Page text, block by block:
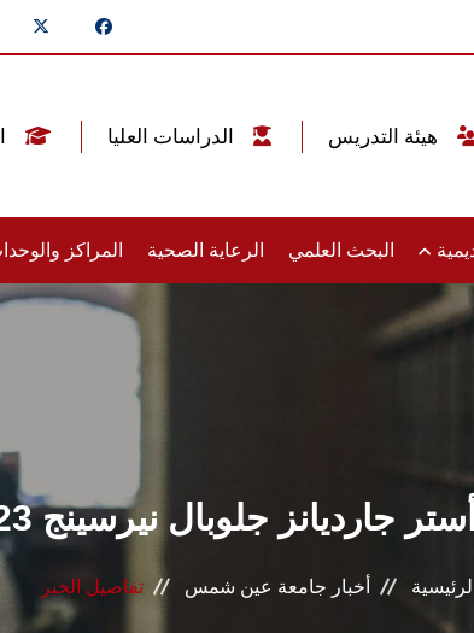
البحث العلمي الرعاية الصحية المراكز
جارديانز جلوبال نيرسينج 2023
أخبار جامعة عين شمس تفاصيل الخبر